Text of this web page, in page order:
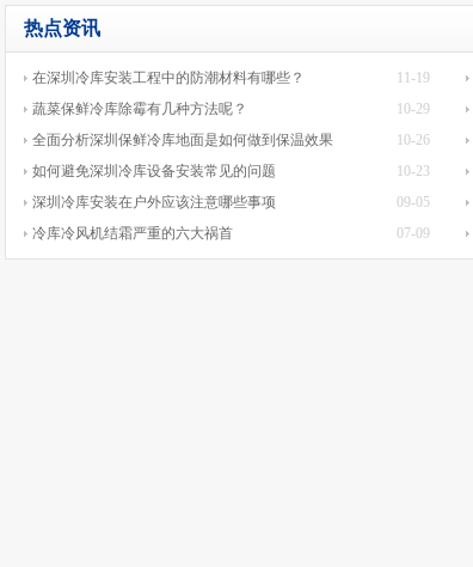
热点资讯
11-19
在深圳冷库安装工程中的防潮材料有哪些？
10-29
蔬菜保鲜冷库除霉有几种方法呢？
10-26
全面分析深圳保鲜冷库地面是如何做到保温效果
10-23
如何避免深圳冷库设备安装常见的问题
09-05
深圳冷库安装在户外应该注意哪些事项
07-09
冷库冷风机结霜严重的六大祸首